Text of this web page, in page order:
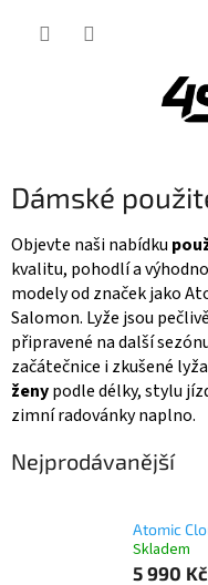
Dámské
Objevte naši nabídku
kvalitu, pohodlí a
modely od značek jako
Salomon. Lyže jsou
připravené na další
začátečnice i zkušené
ženypodle délky, stylu
zimní radovánky naplno.
Nejprodávanější
Atomic
Skladem
5 990 Kč